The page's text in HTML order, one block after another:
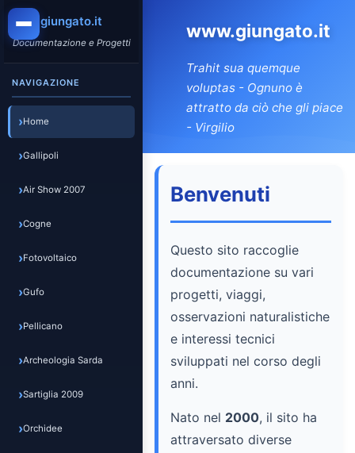
giungato.it
Documentazione e Progetti
NAVIGAZIONE
Home
Gallipoli
Air Show 2007
Cogne
Fotovoltaico
Gufo
Pellicano
Archeologia Sarda
Sartiglia 2009
Orchidee
www.giungato.it
Trahit sua quemque
voluptas - Ognuno è
attratto da ciò che gli piace
- Virgilio
Benvenuti
Questo sito raccoglie
documentazione su vari
progetti, viaggi,
osservazioni naturalistiche
e interessi tecnici
sviluppati nel corso degli
anni.
Nato nel 2000, il sito ha
attraversato diverse